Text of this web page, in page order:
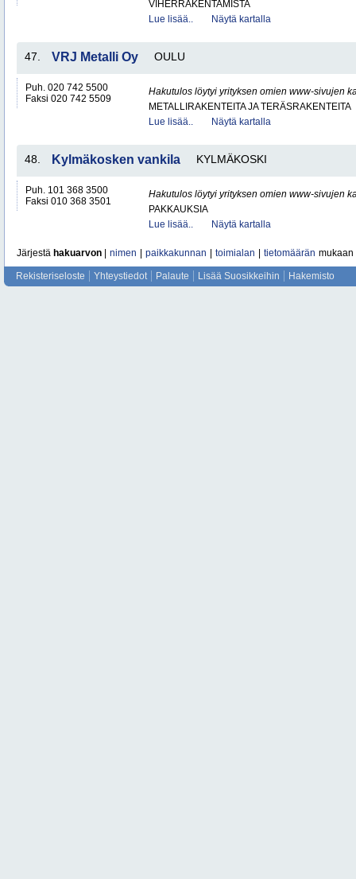
VIHERRAKENTAMISTA
Lue lisää..
Näytä kartalla
47. VRJ Metalli Oy OULU
Puh. 020 742 5500
Faksi 020 742 5509
Hakutulos löytyi yrityksen omien www-sivujen
METALLIRAKENTEITA JA TERÄSRAKENTEITA
Lue lisää..
Näytä kartalla
48. Kylmäkosken vankila KYLMÄKOSKI
Puh. 101 368 3500
Faksi 010 368 3501
Hakutulos löytyi yrityksen omien www-sivujen
PAKKAUKSIA
Lue lisää..
Näytä kartalla
Järjestä hakuarvon nimen paikkakunnan toimialan tietomäärän mukaan
Rekisteriseloste Yhteystiedot Palaute Lisää Suosikkeihin Hakemisto